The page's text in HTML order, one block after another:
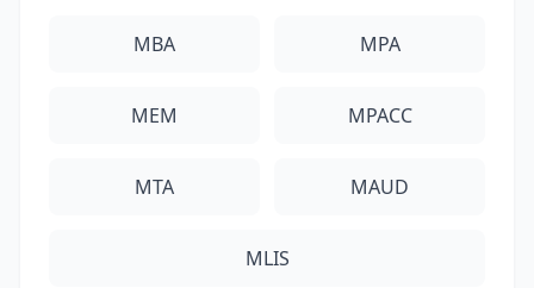
MBA MPA
MEM MPACC
MTA MAUD
MLIS